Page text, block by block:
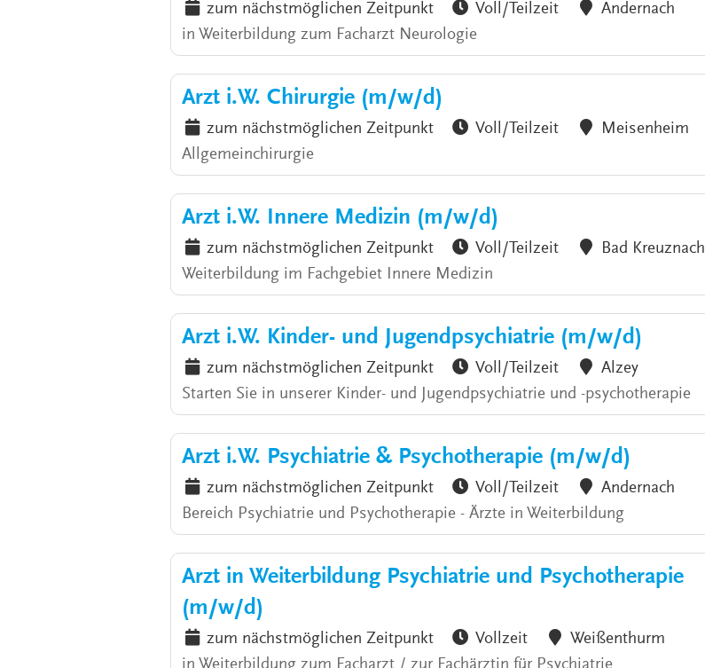
zum nächstmöglichen Zeitpunkt Voll/Teilzeit
Andernach
in Weiterbildung zum Facharzt Neurologie
Arzt i.W. Chirurgie (m/w/d)
zum nächstmöglichen Zeitpunkt Voll/Teilzeit
Meisenheim
Allgemeinchirurgie
Arzt i.W. Innere Medizin (m/w/d)
zum nächstmöglichen Zeitpunkt Voll/Teilzeit
Bad Kreuznach
Weiterbildung im Fachgebiet Innere Medizin
Arzt i.W. Kinder- und Jugendpsychiatrie (m/w/d)
zum nächstmöglichen Zeitpunkt Voll/Teilzeit
Alzey
Starten Sie in unserer Kinder- und Jugendpsychiatrie und -psychotherapie
Arzt i.W. Psychiatrie & Psychotherapie (m/w/d)
zum nächstmöglichen Zeitpunkt Voll/Teilzeit
Andernach
Bereich Psychiatrie und Psychotherapie - Ärzte in Weiterbildung
Arzt in Weiterbildung Psychiatrie und Psychotherapie
(m/w/d)
zum nächstmöglichen Zeitpunkt Vollzeit
Weißenthurm
in Weiterbildung zum Facharzt / zur Fachärztin für Psychiatrie